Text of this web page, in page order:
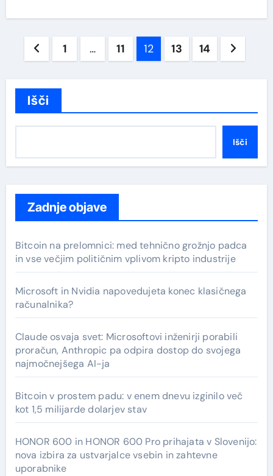
Številčenje
1 … 11 12 13 14
Išči
Išči
Zadnje objave
Bitcoin na prelomnici: med tehnično grožnjo padca
in vse večjim političnim vplivom kripto industrije
Microsoft in Nvidia napovedujeta konec klasičnega
računalnika?
Claude osvaja svet: Microsoftovi inženirji porabili
proračun, Anthropic pa odpira dostop do svojega
najmočnejšega AI-ja
Bitcoin v prostem padu: v enem dnevu izginilo več
kot 1,5 milijarde dolarjev stav
HONOR 600 in HONOR 600 Pro prihajata v Slovenijo:
nova izbira za ustvarjalce vsebin in zahtevne
uporabnike